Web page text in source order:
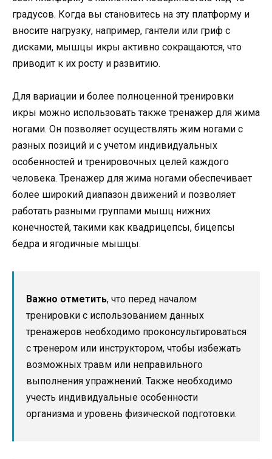
градусов. Когда вы становитесь на эту платформу и
вносите нагрузку, например, гантели или гриф с
дисками, мышцы икры активно сокращаются, что
приводит к их росту и развитию.
Для вариации и более полноценной тренировки
икры можно использовать также тренажер для жима
ногами. Он позволяет осуществлять жим ногами с
разных позиций и с учетом индивидуальных
особенностей и тренировочных целей каждого
человека. Тренажер для жима ногами обеспечивает
более широкий диапазон движений и позволяет
работать разными группами мышц нижних
конечностей, такими как квадрицепсы, бицепсы
бедра и ягодичные мышцы.
Важно отметить, что перед началом
тренировки с использованием данных
тренажеров необходимо проконсультироваться
с тренером или инструктором, чтобы избежать
возможных травм или неправильного
выполнения упражнений. Также необходимо
учесть индивидуальные особенности
организма и уровень физической подготовки.